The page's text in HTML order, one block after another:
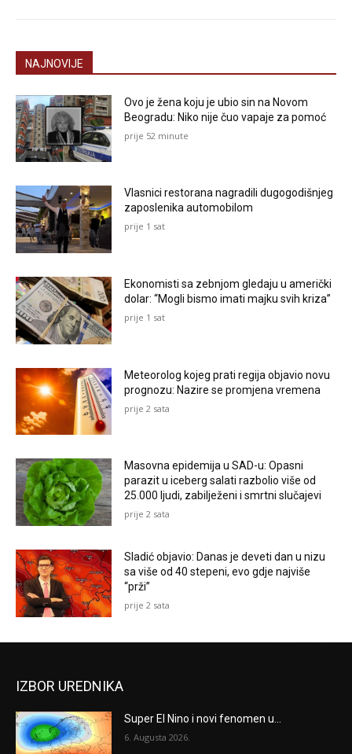
NAJNOVIJE
Ovo je žena koju je ubio sin na Novom
Beogradu: Niko nije čuo vapaje za pomoć
prije 52 minute
Vlasnici restorana nagradili dugogodišnjeg
zaposlenika automobilom
prije 1 sat
Ekonomisti sa zebnjom gledaju u američki
dolar: “Mogli bismo imati majku svih kriza”
prije 1 sat
Meteorolog kojeg prati regija objavio novu
prognozu: Nazire se promjena vremena
prije 2 sata
Masovna epidemija u SAD-u: Opasni
parazit u iceberg salati razbolio više od
25.000 ljudi, zabilježeni i smrtni slučajevi
prije 2 sata
Sladić objavio: Danas je deveti dan u nizu
sa više od 40 stepeni, evo gdje najviše
“prži”
prije 2 sata
IZBOR UREDNIKA
Super El Nino i novi fenomen u...
6. Augusta 2026.